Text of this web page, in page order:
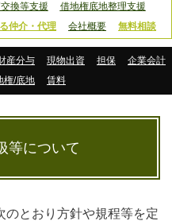
換等支援
借地権底地整理支援
仲介・代理 会社概要 無料相談
産分与 現物出資 担保
企業会計
権/底地 賃料
等について
のとおり方針や規程等を定